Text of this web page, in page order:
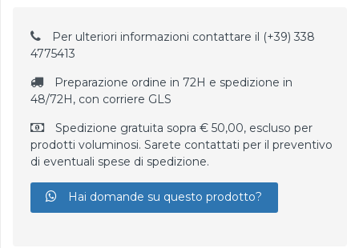
Per ulteriori informazioni contattare il (+39) 338
4775413
Preparazione ordine in 72H e spedizione in
48/72H, con corriere GLS
Spedizione gratuita sopra € 50,00, escluso per
prodotti voluminosi. Sarete contattati per il preventivo
di eventuali spese di spedizione.
Hai domande su questo prodotto?